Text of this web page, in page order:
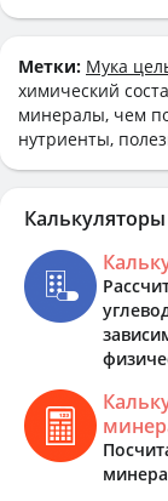
Метки: Мука
химический
минералы, чем
нутриенты,
Калькуляторы